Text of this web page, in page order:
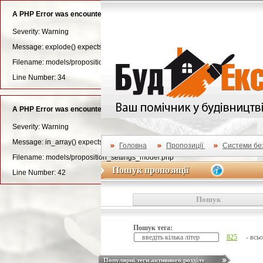
A PHP Error was encountered
Severity: Warning
Message: explode() expects parameter 3 to be long, string given
Filename: models/proposition_settings_model.php
Line Number: 34
A PHP Error was encountered
Severity: Warning
Message: in_array() expects parameter 2 to be array, null given
Filename: models/proposition_settings_model.php
Line Number: 42
Головна Пропозиції Системи
Пошук пропозиції
Пошук пропозиції
Пошук
Пошук тега:
825
-
Популярні теги активного розділу